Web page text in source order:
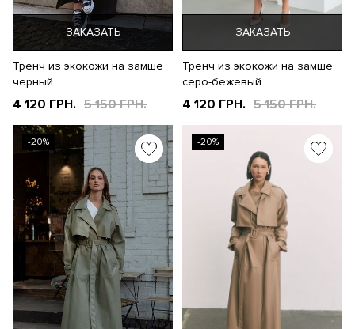
ЗАКАЗАТЬ
Тренч из экокожи на замше
черный
4 120 ГРН. 5 150 ГРН.
ЗАКАЗАТЬ
Тренч из экокожи на замше
серо-бежевый
4 120 ГРН. 5 150 ГРН.
-20% -20%